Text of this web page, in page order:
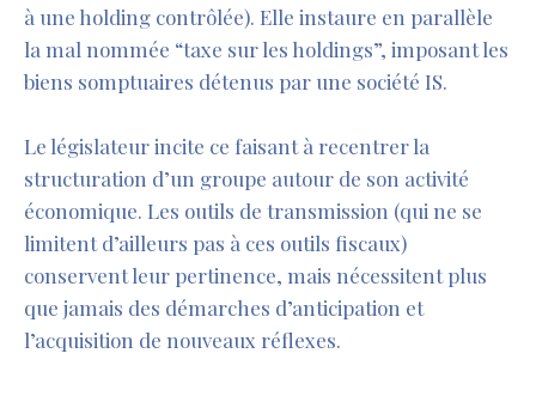
à une holding contrôlée). Elle instaure en parallèle
la mal nommée “taxe sur les holdings”, imposant les
biens somptuaires détenus par une société IS.
Le législateur incite ce faisant à recentrer la
structuration d’un groupe autour de son activité
économique. Les outils de transmission (qui ne se
limitent d’ailleurs pas à ces outils fiscaux)
conservent leur pertinence, mais nécessitent plus
que jamais des démarches d’anticipation et
l’acquisition de nouveaux réflexes.